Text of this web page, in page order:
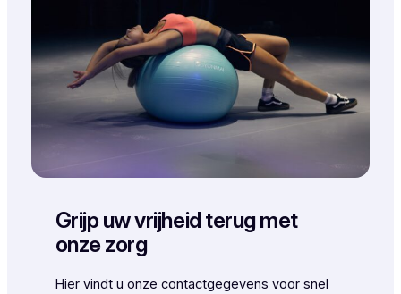
Grijp uw vrijheid terug met
onze zorg
Hier vindt u onze contactgegevens voor snel